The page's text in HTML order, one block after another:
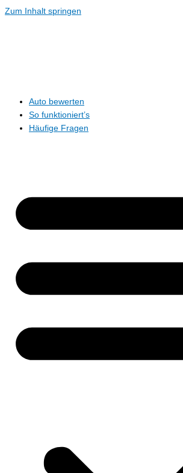
Zum Inhalt springen
Auto bewerten
So funktioniert’s
Häufige Fragen